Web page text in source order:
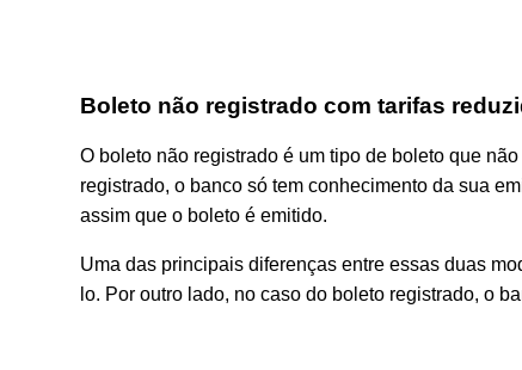
Boleto não registrado com tarifas
O boleto não registrado é um tipo de boleto que
registrado, o banco só tem conhecimento da sua
assim que o boleto é emitido.
Uma das principais diferenças entre essas duas
lo. Por outro lado, no caso do boleto registrado, o